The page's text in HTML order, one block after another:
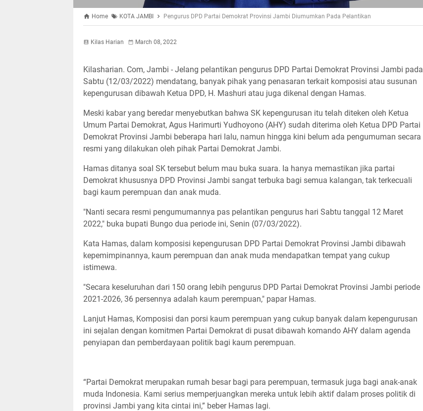
Home KOTA JAMBI Pengurus DPD Partai Demokrat Provinsi Jambi Diumumkan Pada Pelantikan
Kilas Harian March 08, 2022
Kilasharian. Com, Jambi - Jelang pelantikan pengurus DPD Partai Demokrat Provinsi Jambi pada
Sabtu (12/03/2022) mendatang, banyak pihak yang penasaran terkait komposisi atau susunan
kepengurusan dibawah Ketua DPD, H. Mashuri atau juga dikenal dengan Hamas.
Meski kabar yang beredar menyebutkan bahwa SK kepengurusan itu telah diteken oleh Ketua
Umum Partai Demokrat, Agus Harimurti Yudhoyono (AHY) sudah diterima oleh Ketua DPD Partai
Demokrat Provinsi Jambi beberapa hari lalu, namun hingga kini belum ada pengumuman secara
resmi yang dilakukan oleh pihak Partai Demokrat Jambi.
Hamas ditanya soal SK tersebut belum mau buka suara. Ia hanya memastikan jika partai
Demokrat khususnya DPD Provinsi Jambi sangat terbuka bagi semua kalangan, tak terkecuali
bagi kaum perempuan dan anak muda.
"Nanti secara resmi pengumumannya pas pelantikan pengurus hari Sabtu tanggal 12 Maret
2022," buka bupati Bungo dua periode ini, Senin (07/03/2022).
Kata Hamas, dalam komposisi kepengurusan DPD Partai Demokrat Provinsi Jambi dibawah
kepemimpinannya, kaum perempuan dan anak muda mendapatkan tempat yang cukup
istimewa.
"Secara keseluruhan dari 150 orang lebih pengurus DPD Partai Demokrat Provinsi Jambi periode
2021-2026, 36 persennya adalah kaum perempuan," papar Hamas.
Lanjut Hamas, Komposisi dan porsi kaum perempuan yang cukup banyak dalam kepengurusan
ini sejalan dengan komitmen Partai Demokrat di pusat dibawah komando AHY dalam agenda
penyiapan dan pemberdayaan politik bagi kaum perempuan.
“Partai Demokrat merupakan rumah besar bagi para perempuan, termasuk juga bagi anak-anak
muda Indonesia. Kami serius memperjuangkan mereka untuk lebih aktif dalam proses politik di
provinsi Jambi yang kita cintai ini,” beber Hamas lagi.